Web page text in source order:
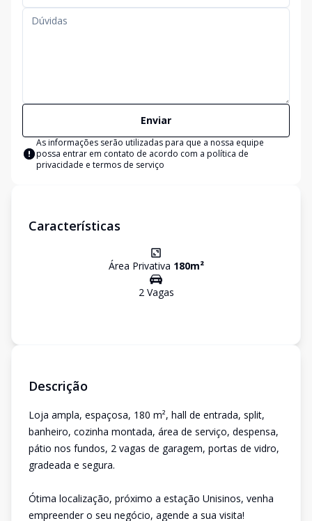
Enviar
As informações serão utilizadas para que a nossa equipe
possa entrar em contato de acordo com a política de
privacidade e termos de serviço
Características
Área Privativa 180m²
2Vagas
Descrição
Loja ampla, espaçosa, 180 m², hall de entrada, split,
banheiro, cozinha montada, área de serviço, despensa,
pátio nos fundos, 2 vagas de garagem, portas de vidro,
gradeada e segura.
Ótima localização, próximo a estação Unisinos, venha
empreender o seu negócio, agende a sua visita!